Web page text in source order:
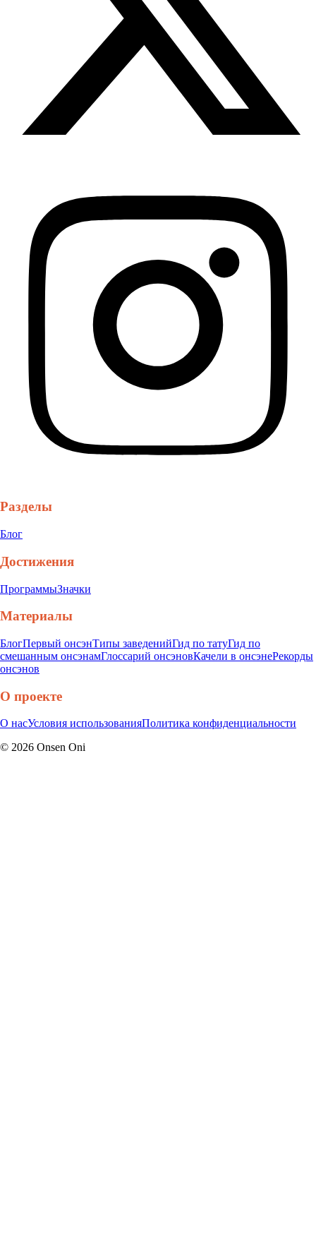
Разделы
Блог
Достижения
ПрограммыЗначки
Материалы
БлогПервый онсэнТипы заведенийГид по татуГид по
смешанным онсэнамГлоссарий онсэновКачели в онсэнеРекорды
онсэнов
О проекте
О насУсловия использованияПолитика конфиденциальности
© 2026 Onsen Oni